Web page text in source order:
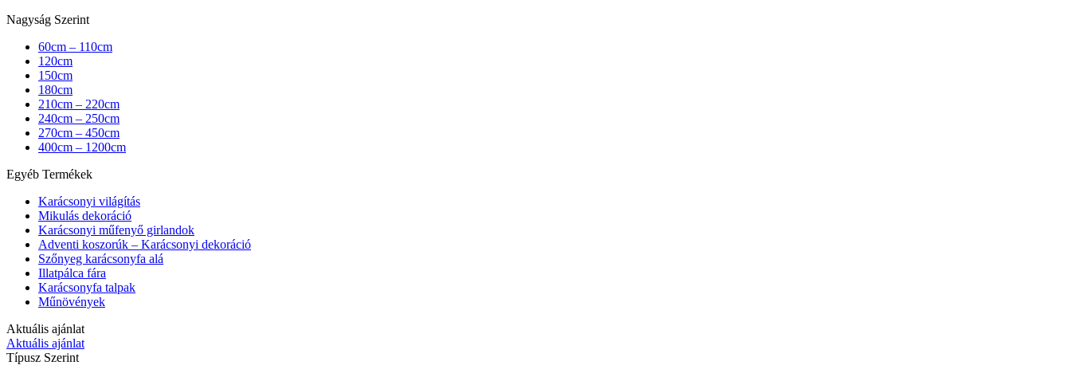
Nagyság Szerint
60cm – 110cm
120cm
150cm
180cm
210cm – 220cm
240cm – 250cm
270cm – 450cm
400cm – 1200cm
Egyéb Termékek
Karácsonyi világítás
Mikulás dekoráció
Karácsonyi műfenyő girlandok
Adventi koszorúk – Karácsonyi dekoráció
Szőnyeg karácsonyfa alá
Illatpálca fára
Karácsonyfa talpak
Műnövények
Aktuális ajánlat
Aktuális ajánlat
Típusz Szerint